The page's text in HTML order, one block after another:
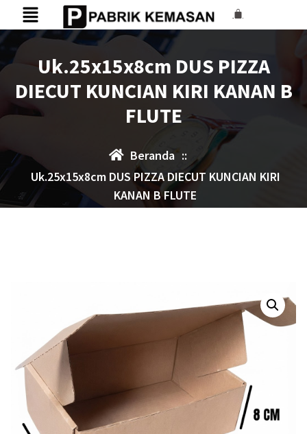
Uk.25x15x8cm DUS PIZZA
DIECUT KUNCIAN KIRI KANAN B
FLUTE
Beranda ::
Uk.25x15x8cm DUS PIZZA DIECUT KUNCIAN KIRI
KANAN B FLUTE